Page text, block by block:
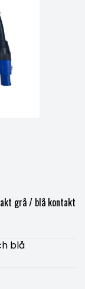
grå / blå kontakt
blå